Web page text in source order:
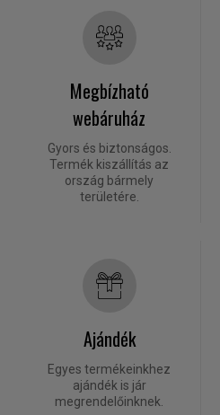
Megbízható
webáruház
Gyors és biztonságos.
Termék kiszállítás az
ország bármely
területére.
Ajándék
Egyes termékeinkhez
ajándék is jár
megrendelőinknek.